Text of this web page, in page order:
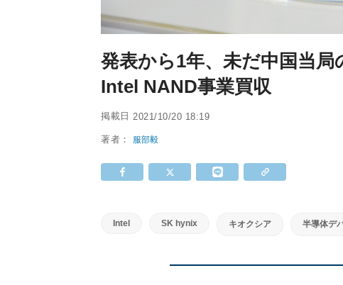
発表から1年、未だ中国当
Intel NAND事業買収
掲載日 2021/10/20 18:19
著者： 服部毅
Intel SK hynix キオクシア 半導体デ